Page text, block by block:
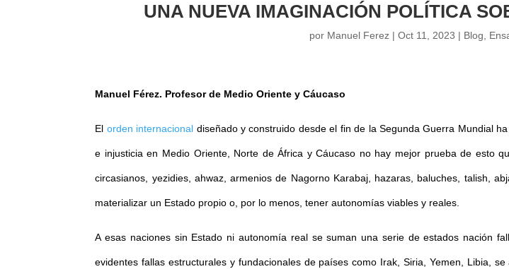
UNA NUEVA IMAGINACIÓN POLÍTICA
por Manuel Ferez| Oct 11, 2023 | Blog,
Manuel Férez. Profesor de Medio Oriente y Cáucaso
El orden internacional diseñado y construido desde el fin de la Segunda Guerra Mundial
e injusticia en Medio Oriente, Norte de África y Cáucaso no hay mejor prueba de esto
circasianos, yezidies, ahwaz, armenios de Nagorno Karabaj, hazaras, baluches, talish,
materializar un Estado propio o, por lo menos, tener autonomías viables y reales.
A esas naciones sin Estado ni autonomía real se suman una serie de estados nación
evidentes fallas estructurales y fundacionales de países como Irak, Siria, Yemen, Libia,